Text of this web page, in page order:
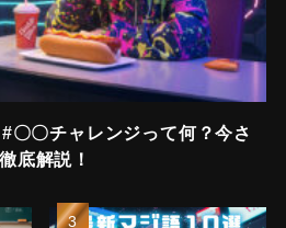
〇〇チャレンジって何？今さ
底解説！